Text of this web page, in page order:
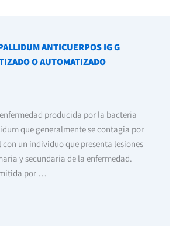
ANTICUERPOS IG G
O AUTOMATIZADO
producida por la bacteria
que generalmente se contagia por
un individuo que presenta lesiones
y secundaria de la enfermedad.
por …